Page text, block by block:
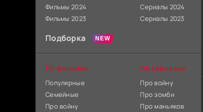
Фильмы 2024
Фильмы 2023
Сериалы 2024
Сериалы 2023
Подборка
По фильмам
Популярные
Семейные
Про войну
По сериалам
Про войну
Про зомби
Про маньяков